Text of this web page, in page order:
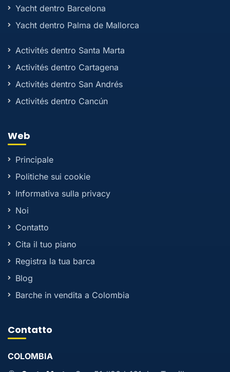
Yacht dentro Barcelona
Yacht dentro Palma de Mallorca
Activités dentro Santa Marta
Activités dentro Cartagena
Activités dentro San Andrés
Activités dentro Cancún
Web
Principale
Politiche sui cookie
Informativa sulla privacy
Noi
Contatto
Cita il tuo piano
Registra la tua barca
Blog
Barche in vendita a Colombia
Contatto
COLOMBIA